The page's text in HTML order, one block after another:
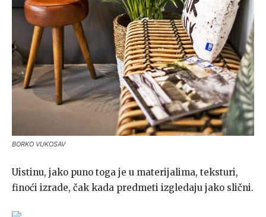
BORKO VUKOSAV
Uistinu, jako puno toga je u materijalima, teksturi,
finoći izrade, čak kada predmeti izgledaju jako slični.